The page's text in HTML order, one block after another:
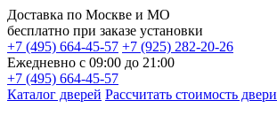
Доставка по Москве и МО
бесплатно при заказе установки
+7 (495) 664-45-57 +7 (925) 282-20-26
Ежедневно с 09:00 до 21:00
+7 (495) 664-45-57
Каталог дверей Рассчитать стоимость двери